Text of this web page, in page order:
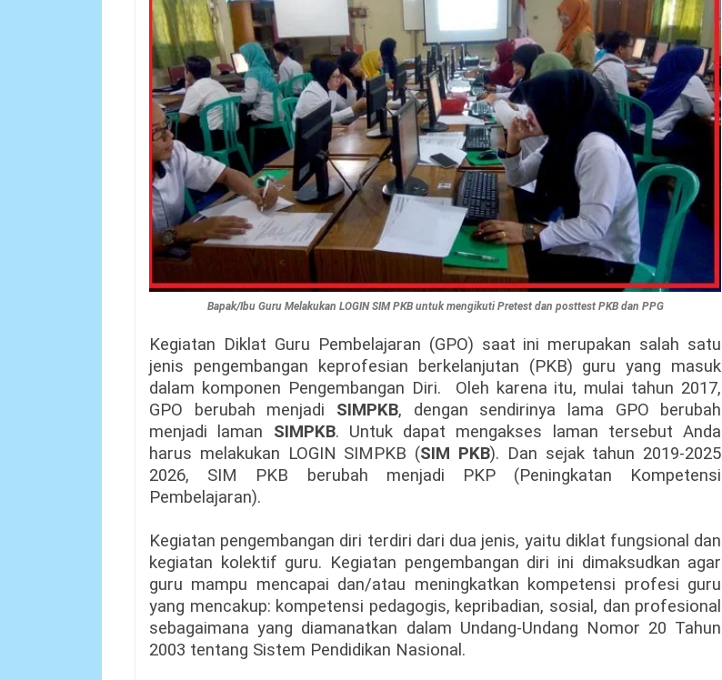
Bapak/Ibu Guru Melakukan LOGIN SIM PKB untuk mengikuti Pretest dan posttest PKB dan PPG
Kegiatan Diklat Guru Pembelajaran (GPO) saat ini merupakan salah satu
jenis pengembangan keprofesian berkelanjutan (PKB) guru yang masuk
dalam komponen Pengembangan Diri. Oleh karena itu, mulai tahun 2017,
GPO berubah menjadi SIMPKB, dengan sendirinya lama GPO berubah
menjadi laman SIMPKB. Untuk dapat mengakses laman tersebut Anda
harus melakukan LOGIN SIMPKB (SIM PKB). Dan sejak tahun 2019-2025
2026, SIM PKB berubah menjadi PKP (Peningkatan Kompetensi
Pembelajaran).
Kegiatan pengembangan diri terdiri dari dua jenis, yaitu diklat fungsional dan
kegiatan kolektif guru. Kegiatan pengembangan diri ini dimaksudkan agar
guru mampu mencapai dan/atau meningkatkan kompetensi profesi guru
yang mencakup: kompetensi pedagogis, kepribadian, sosial, dan profesional
sebagaimana yang diamanatkan dalam Undang-Undang Nomor 20 Tahun
2003 tentang Sistem Pendidikan Nasional.